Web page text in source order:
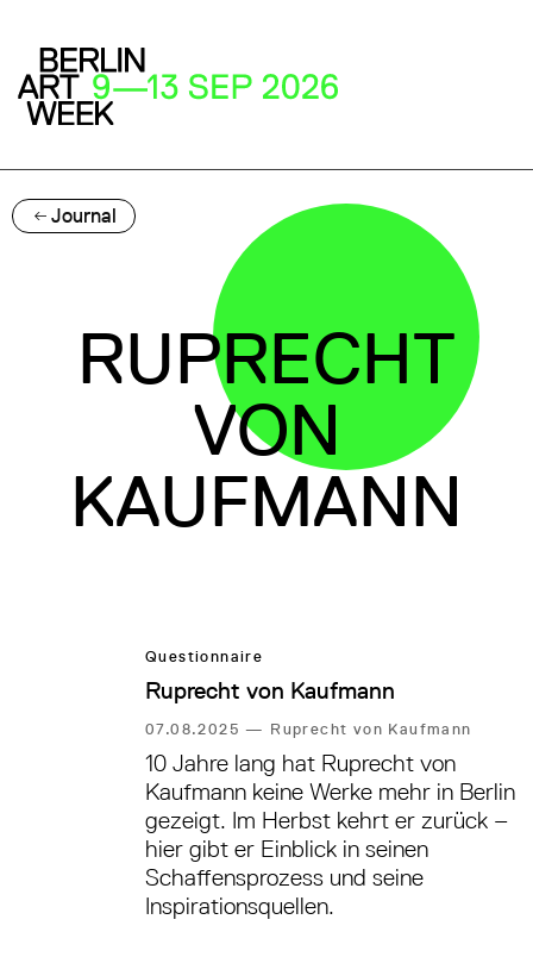
Journal
RUPRECHT
VON
KAUFMANN
Questionnaire
Ruprecht von Kaufmann
07.08.2025— Ruprecht von Kaufmann
10 Jahre lang hat Ruprecht von
Kaufmann keine Werke mehr in Berlin
gezeigt. Im Herbst kehrt er zurück –
hier gibt er Einblick in seinen
Schaffensprozess und seine
Inspirationsquellen.